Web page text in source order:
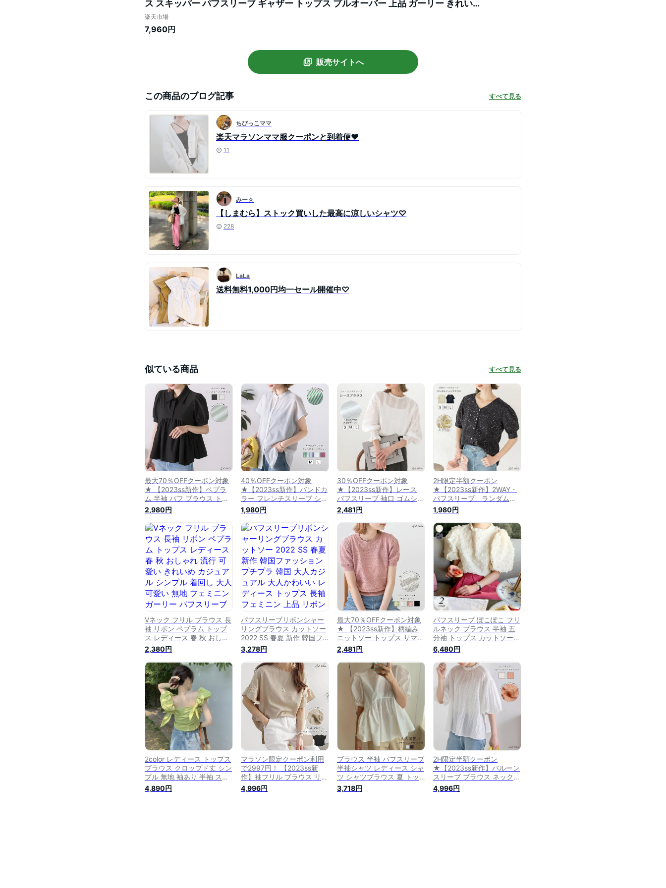
ス スキッパー パフスリーブ ギャザー トップス プルオーバー 上品 ガーリー きれいめ
カジュアル フェミニン 無地【R-T R-A】
楽天市場
7,960円
販売サイトへ
この商品のブログ記事 すべて見る
ちびっこママ
楽天マラソンママ服クーポンと到着便♥
11
みー☆
【しまむら】ストック買いした最高に涼しいシャツ♡
228
LaLa
送料無料1,000円均一セール開催中♡
似ている商品 すべて見る
最大70％OFFクーポン対象
★ 【2023ss新作】ペプラ
ム 半袖 パフ ブラウス トッ
プス ティアード ギャザー
パフスリーブ トップス カッ
トソー 襟付き フレア 無地
フェミニン カジュアル 可愛
い 流行【R-T R-A】
2,980円
40％OFFクーポン対象
★【2023ss新作】バンドカ
ラー フレンチスリーブ シャ
ツ ブラウス 無地 ストライ
プ 半袖 トップス 二の腕カ
バー ゆったり シアー 可愛
い 上品 きれいめ カジュア
ル【R-T R-A】
1,980円
30％OFFクーポン対象
★【2023ss新作】レース
パフスリーブ 袖口 ゴムシャ
ーリング 刺繍 シャーリング
スリーブ ブラウス プルオー
バー シアー 透け感 上品 き
れいめ フェミニン【R-T R-
A】
2,481円
2H限定半額クーポン
★【2023ss新作】2WAY・
パフスリーブ ランダムド
ット ブラウス トップス 水
玉 ドット 半袖 五分袖 シャ
ツ Vネック きれいめ 上品
おしゃれ カジュアル 春 夏
【R-T R-A】
1,980円
Vネック フリル ブラウス 長
袖 リボン ペプラム トップ
ス レディース 春 秋 おしゃ
れ 流行 可愛い きれいめ カ
ジュアル シンプル 着回し
大人可愛い 無地 フェミニン
ガーリー パフスリーブ
2,380円
パフスリーブリボンシャー
リングブラウス カットソー
2022 SS 春夏 新作 韓国フ
ァッション プチプラ 韓国
大人カジュアル 大人かわい
い レディース トップス 長
袖 フェミニン 上品 リボン
ギャザー セクシー 無地 シ
ンプル キャンディースリー
ブ
3,278円
最大70％OFFクーポン対象
★ 【2023ss新作】柄編み
ニットソー トップス サマー
ニット パフスリーブ 半袖
透かし編み シースルー シア
ー 体型カバー 二の腕カバー
シンプル 無地 カジュアル
きれいめ 上品 フェミニン
【R-T R-A】
2,481円
パフスリーブ ぽこぽこ フリ
ルネック ブラウス 半袖 五
分袖 トップス カットソー
プルオーバー ボリューム袖
ゆったり 可愛い カジュアル
フェミニン ガーリー きれい
め 上品 春 夏 レディース 韓
国ファッション
6,480円
2color レディース トップス
ブラウス クロップド丈 シン
プル 無地 袖あり 半袖 スク
エアネック パフスリーブ パ
ワーショルダー エレガント
4,890円
マラソン限定クーポン利用
で2997円！ 【2023ss新
作】袖フリル ブラウス リネ
ン風 涼しい フリル プルオ
ーバー 半袖 ゆったり 大き
4,996円
ブラウス 半袖 パフスリーブ
半袖シャツ レディース シャ
ツ シャツブラウス 夏 トッ
プス パフスリーブブラウス
ギャザーブラウス バックリ
3,718円
2H限定半額クーポン
★【2023ss新作】バルーン
スリーブ ブラウス ネックギ
ャザー 透け感 シアー シー
スルー シワ加工 プルオーバ
4,996円